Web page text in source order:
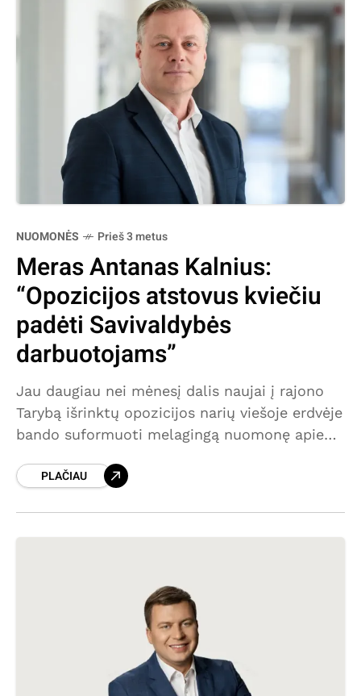
NUOMONĖS Prieš 3 metus
Meras Antanas Kalnius:
“Opozicijos atstovus kviečiu
padėti Savivaldybės
darbuotojams”
Jau daugiau nei mėnesį dalis naujai į rajono
Tarybą išrinktų opozicijos narių viešoje erdvėje
bando suformuoti melagingą nuomonę apie
Tarybos narių išmokų „čekiukus“. Savo
PLAČIAU